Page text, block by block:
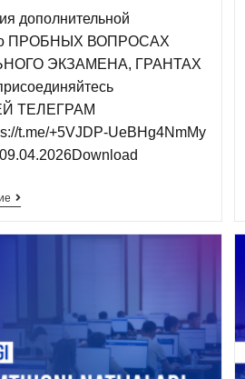
дополнительной
о ПРОБНЫХ ВОПРОСАХ
ЭКЗАМЕНА, ГРАНТАХ
ТЕЛЕГРАМ
t.me/+5VJDP-UeBHg4NmMy